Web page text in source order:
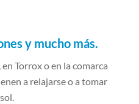
y mucho más.
Torrox o en la comarca
a relajarse o a tomar